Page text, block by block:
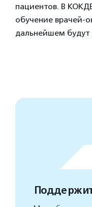
пациентов. В
обучение врачей-
дальнейшем будут